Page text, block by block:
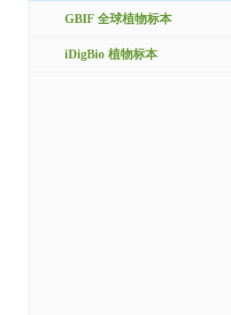
GBIF 全球植物标本
iDigBio 植物标本